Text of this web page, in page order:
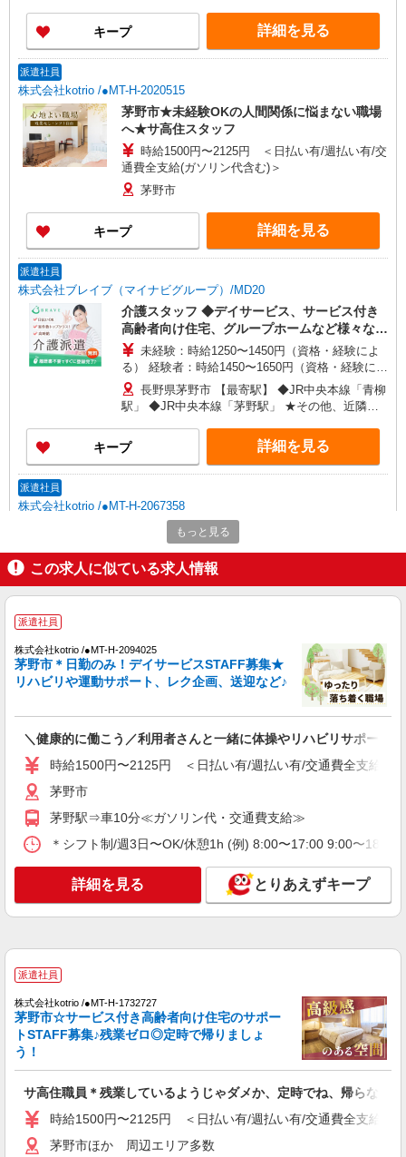
キープ 詳細を見る
派遣社員
株式会社kotrio /●MT-H-2020515
茅野市★未経験OKの人間関係に悩まない職場
へ★サ高住スタッフ
時給1500円〜2125円 ＜日払い有/週払い有/交
通費全支給(ガソリン代含む)＞
茅野市
キープ 詳細を見る
派遣社員
株式会社ブレイブ（マイナビグループ）/MD20
介護スタッフ ◆デイサービス、サービス付き
高齢者向け住宅、グループホームなど様々な勤
務先から選べます。
未経験：時給1250〜1450円（資格・経験によ
る） 経験者：時給1450〜1650円（資格・経験によ
る） ◎月収例 時給1650円×1日8時間×22日（週5
日）＝29万400円 ◆昇給あり ◆支払い方法 ※日払
い/週払い/月払い対応も可能です。詳しくは面談時
にご相談ください。 ◆交通費：別途全額支給 ※当
社規定あり
長野県茅野市 【最寄駅】 ◆JR中央本線「青柳
駅」 ◆JR中央本線「茅野駅」 ★その他、近隣に
キープ 詳細を見る
派遣社員
株式会社kotrio /●MT-H-2067358
茅野市/未経験OK★誰かの支えになれる人に！
グルホの世話人♪
時給1500円〜2125円 ＜日払い有/週払い有/交
通費全支給(ガソリン代含む)＞
キープ 詳細を見る
派遣社員
サポート＆送迎STAFF
時給1500円〜2125円 ＜日払い有/週払い有/交
キープ 詳細を見る
株式会社kotrio /●MT-H-2068708
茅野市
詳細を見る
派遣社員
<茅野市>高時給&シフト柔軟でいいとこ取り♪
サ高住の補助STAFF
もっと見る
この求人に似ている求人情報
派遣社員
株式会社kotrio /●MT-H-2094025
茅野市＊日勤のみ！デイサービスSTAFF募集★
リハビリや運動サポート、レク企画、送迎など♪
＼健康的に働こう／利用者さんと一緒に体操やリハビリサポート等
時給1500円〜2125円 ＜日払い有/週払い有/交通費全支給(ガ
茅野市
茅野駅⇒車10分≪ガソリン代・交通費支給≫
＊シフト制/週3日〜OK/休憩1h (例) 8:00〜17:00 9:00〜
詳細を見る とりあえずキープ
派遣社員
株式会社kotrio /●MT-H-1732727
茅野市☆サービス付き高齢者向け住宅のサポー
トSTAFF募集♪残業ゼロ◎定時で帰りましょ
う！
サ高住職員＊残業しているようじゃダメか、定時でね、帰らないと
時給1500円〜2125円 ＜日払い有/週払い有/交通費全支給(ガ
茅野市ほか 周辺エリア多数